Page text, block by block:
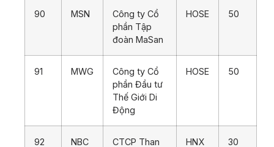
90 MSN
Công ty Cổ
phần Tập
đoàn MaSan
HOSE 50
91 MWG
Công ty Cổ
phần Đầu tư
Thế Giới Di
Động
HOSE 50
92 NBC
CTCP Than
HNX 30